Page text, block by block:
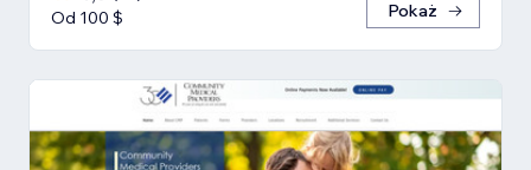
Od 100 $
Pokaż